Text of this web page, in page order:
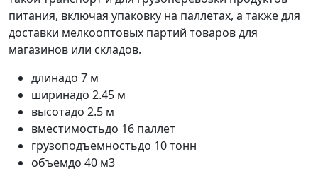
питания, включая упаковку на паллетах, а также для
доставки мелкооптовых партий товаров для
магазинов или складов.
длинадо 7 м
ширинадо 2.45 м
высотадо 2.5 м
вместимостьдо 16 паллет
грузоподъемностьдо 10 тонн
объемдо 40 м3